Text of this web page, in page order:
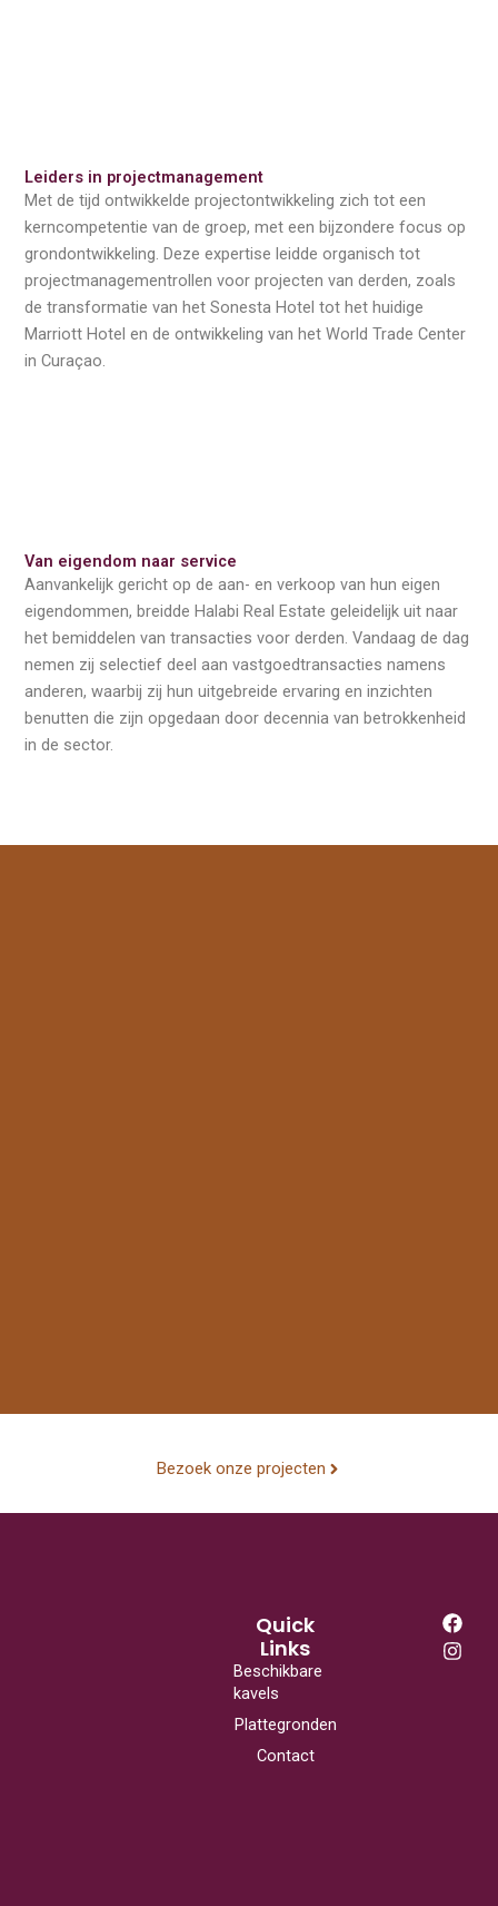
Leiders in projectmanagement
Met de tijd ontwikkelde projectontwikkeling zich tot een
kerncompetentie van de groep, met een bijzondere focus op
grondontwikkeling. Deze expertise leidde organisch tot
projectmanagementrollen voor projecten van derden, zoals
de transformatie van het Sonesta Hotel tot het huidige
Marriott Hotel en de ontwikkeling van het World Trade Center
in Curaçao.
Van eigendom naar service
Aanvankelijk gericht op de aan- en verkoop van hun eigen
eigendommen, breidde Halabi Real Estate geleidelijk uit naar
het bemiddelen van transacties voor derden. Vandaag de dag
nemen zij selectief deel aan vastgoedtransacties namens
anderen, waarbij zij hun uitgebreide ervaring en inzichten
benutten die zijn opgedaan door decennia van betrokkenheid
in de sector.
Bezoek onze projecten
F
a
c
I
n
s
Quick
Links
Beschikbare
kavels
Plattegronden
Contact